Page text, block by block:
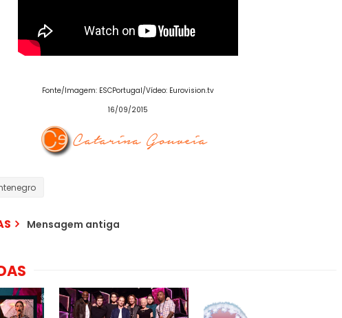
Fonte/Imagem: ESCPortugal/Vídeo: Eurovision.tv
16/09/2015
Mensagem antiga